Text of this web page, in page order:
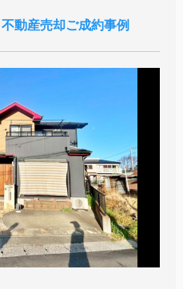
動産売却ご成約事例